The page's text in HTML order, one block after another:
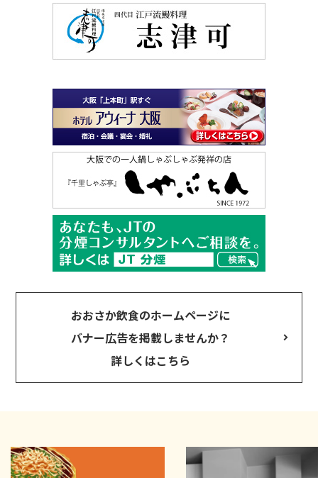
おおさか飲食のホームページに
バナー広告を掲載しませんか？
詳しくはこちら